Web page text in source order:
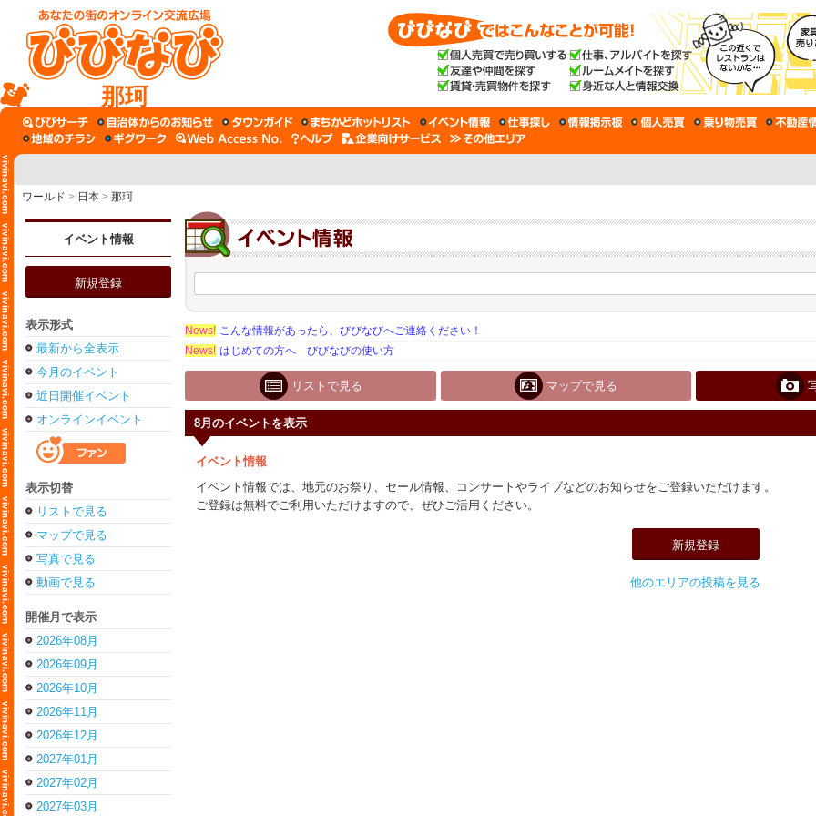
那珂
ワールド > 日本 > 那珂
イベント情報
新規登録
表示形式
最新から全表示
今月のイベント
近日開催イベント
オンラインイベント
表示切替
リストで見る
マップで見る
写真で見る
動画で見る
開催月で表示
2026年08月
2026年09月
2026年10月
2026年11月
2026年12月
2027年01月
2027年02月
2027年03月
News! こんな情報があったら、びびなびへご連絡ください！
News! はじめての方へ びびなびの使い方
リストで見る マップで見る
8月のイベントを表示
イベント情報
イベント情報では、地元のお祭り、セール情報、コンサートやライブなどのお知らせをご登録いただけます。
ご登録は無料でご利用いただけますので、ぜひご活用ください。
新規登録
他のエリアの投稿を見る